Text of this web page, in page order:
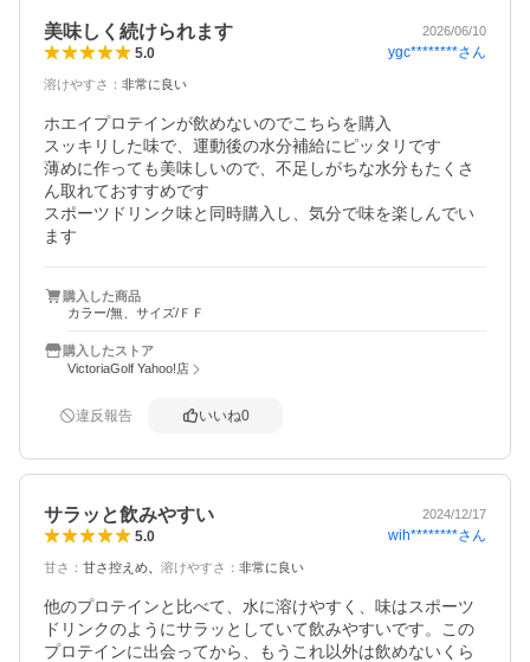
美味しく続けられます 2026/06/10
5.0 ygc********さん
溶けやすさ ： 非常に良い
ホエイプロテインが飲めないのでこちらを購入
スッキリした味で、運動後の水分補給にピッタリです
薄めに作っても美味しいので、不足しがちな水分もたくさ
ん取れておすすめです
スポーツドリンク味と同時購入し、気分で味を楽しんでい
ます
購入した商品
カラー/無、サイズ/ＦＦ
購入したストア
VictoriaGolf Yahoo!店
違反報告 いいね0
サラッと飲みやすい 2024/12/17
5.0 wih********さん
甘さ ： 甘さ控えめ 溶けやすさ ： 非常に良い
他のプロテインと比べて、水に溶けやすく、味はスポーツ
ドリンクのようにサラッとしていて飲みやすいです。この
プロテインに出会ってから、もうこれ以外は飲めないくら